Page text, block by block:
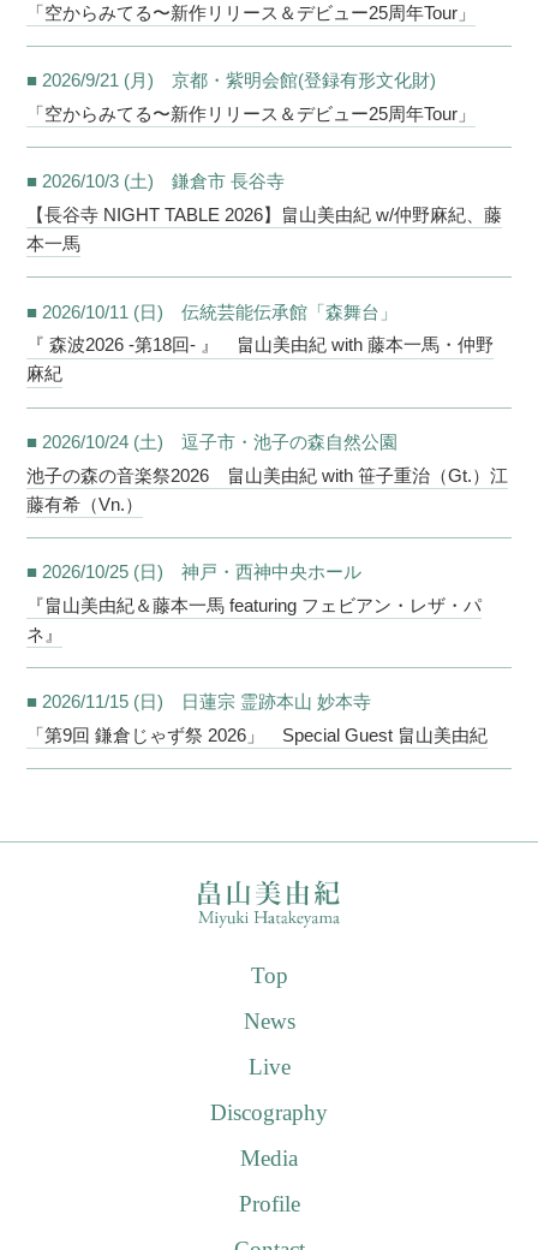
「空からみてる〜新作リリース＆デビュー25周年Tour」
■ 2026/9/21 (月) 京都・紫明会館(登録有形文化財)
「空からみてる〜新作リリース＆デビュー25周年Tour」
■ 2026/10/3 (土) 鎌倉市 長谷寺
【長谷寺 NIGHT TABLE 2026】畠山美由紀 w/仲野麻紀、藤
本一馬
■ 2026/10/11 (日) 伝統芸能伝承館「森舞台」
『 森波2026 -第18回- 』 畠山美由紀 with 藤本一馬・仲野
麻紀
■ 2026/10/24 (土) 逗子市・池子の森自然公園
池子の森の音楽祭2026 畠山美由紀 with 笹子重治（Gt.）江
藤有希（Vn.）
■ 2026/10/25 (日) 神戸・西神中央ホール
『畠山美由紀＆藤本一馬 featuring フェビアン・レザ・パ
ネ』
■ 2026/11/15 (日) 日蓮宗 霊跡本山 妙本寺
「第9回 鎌倉じゃず祭 2026」 Special Guest 畠山美由紀
Top
News
Live
Discography
Media
Profile